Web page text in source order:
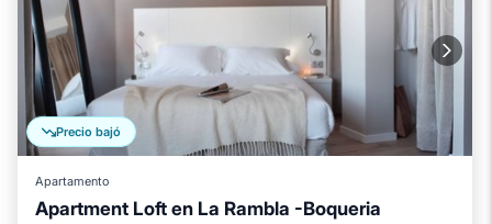
Precio bajó
Apartamento
Apartment Loft en La Rambla -Boqueria